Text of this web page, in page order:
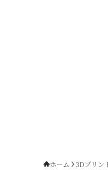
ホーム 3Dプリン